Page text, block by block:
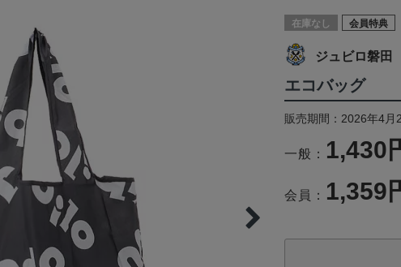
在庫なし 会員特典
ジュビロ磐田
エコバッグ
販売期間：2026年4
一般： 1,430
会員： 1,359